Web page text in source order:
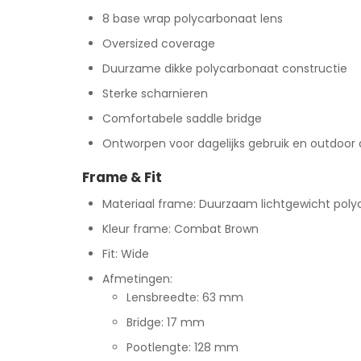
8 base wrap polycarbonaat lens
Oversized coverage
Duurzame dikke polycarbonaat constructie
Sterke scharnieren
Comfortabele saddle bridge
Ontworpen voor dagelijks gebruik en
Frame & Fit
Materiaal frame: Duurzaam lichtgewicht
Kleur frame: Combat Brown
Fit: Wide
Afmetingen:
Lensbreedte: 63 mm
Bridge: 17 mm
Pootlengte: 128 mm